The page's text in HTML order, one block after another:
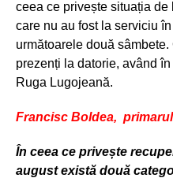
ceea ce privește situația
care nu au fost la serviciu
următoarele două
prezenți la datorie, având
Ruga Lugojeană.
Francisc Boldea,
În ceea ce privește
august există două